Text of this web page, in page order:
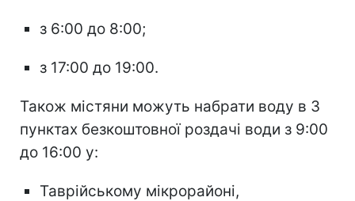
з 6:00 до 8:00;
з 17:00 до 19:00.
Також містяни можуть набрати воду в 3
пунктах безкоштовної роздачі води з 9:00
до 16:00 у:
Таврійському мікрорайоні,